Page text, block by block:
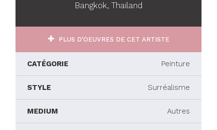
Bangkok, Thailand
PLUS D'OEUVRES DE CET ARTISTE
CATÉGORIE Peinture
STYLE Surréalisme
MEDIUM Autres